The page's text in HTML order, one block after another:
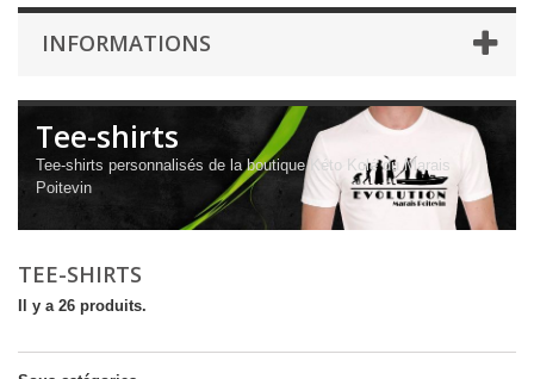
INFORMATIONS
Tee-shirts
Tee-shirts personnalisés de la boutique Kéto Kolé du Marais
Poitevin
TEE-SHIRTS
Il y a 26 produits.